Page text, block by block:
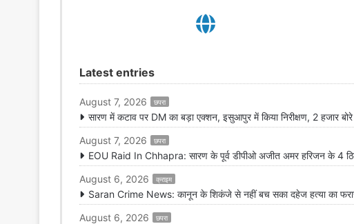
Latest entries
August 7, 2026 छपरा
सारण में कटाव पर DM का बड़ा एक्शन, इसुआपुर में किया निरीक्षण, 2 हजार
August 7, 2026
छपरा
EOU Raid In Chhapra: सारण के पूर्व डीपीओ अजीत अमर हरिजन के 4
August 6, 2026
क्राइम
Saran Crime News: कानून के शिकंजे से नहीं बच सका दहेज हत्या का
August 6, 2026
छपरा